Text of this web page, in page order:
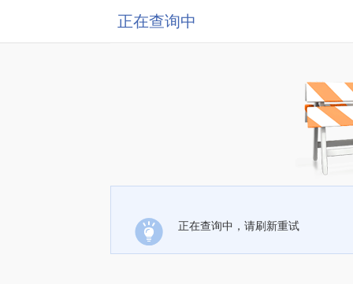
正在查询中
正在查询中，请刷新重试